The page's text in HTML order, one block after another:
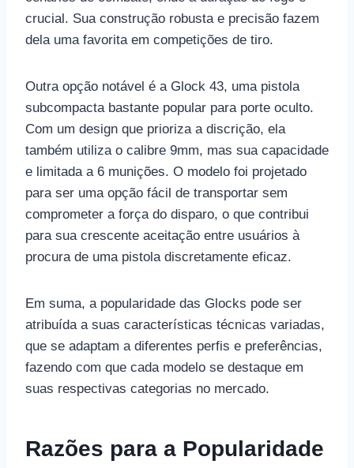
crucial. Sua construção robusta e precisão fazem
dela uma favorita em competições de tiro.
Outra opção notável é a Glock 43, uma pistola
subcompacta bastante popular para porte oculto.
Com um design que prioriza a discrição, ela
também utiliza o calibre 9mm, mas sua capacidade
e limitada a 6 munições. O modelo foi projetado
para ser uma opção fácil de transportar sem
comprometer a força do disparo, o que contribui
para sua crescente aceitação entre usuários à
procura de uma pistola discretamente eficaz.
Em suma, a popularidade das Glocks pode ser
atribuída a suas características técnicas variadas,
que se adaptam a diferentes perfis e preferências,
fazendo com que cada modelo se destaque em
suas respectivas categorias no mercado.
Razões para a Popularidade